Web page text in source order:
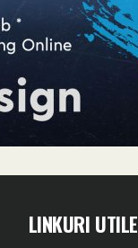
LINKURI UTILE